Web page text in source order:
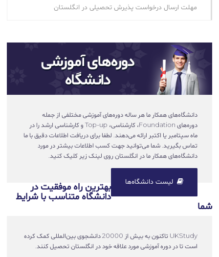
مهلت ارسال درخواست پذیرش تحصیلی در انگلستان
دانشگاه‌های همکار ما هر ساله دوره‌های آموزشی مختلفی از جمله
دوره‌های Foundation، کارشناسی، Top-up و کارشناسی ارشد را در
ماه سپتامبر یا اکتبر ارائه می‌دهند. لطفا برای دریافت اطلاعات دقیق با ما
تماس بگیرید. شما می‌توانید جهت کسب اطلاعات بیشتر در مورد
دانشگاه‌های همکار ما در انگلستان روی لینک زیر کلیک کنید.
لیست دانشگاه‌ها
بهترین راه موفقیت در
دانشگاه متناسب با شرایط
شما
UKStudy تاکنون به بیش از 20000 دانشجوی بین‌المللی کمک کرده
است تا در دوره آموزشی مورد علاقه خود در انگلستان تحصیل کنند.